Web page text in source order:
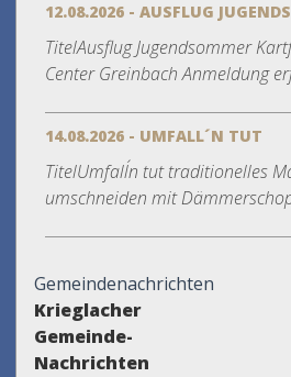
12.08.2026 - AUSFLUG
TitelAusflug Jugendsommer
Center Greinbach Anmeldung
14.08.2026 - UMFALL´N TUT
TitelUmfall´n tut traditionelles
umschneiden mit
Gemeindenachrichten
Krieglacher
Gemeinde-
Nachrichten